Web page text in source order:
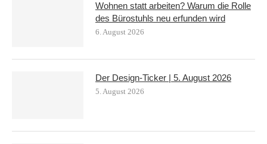
Wohnen statt arbeiten? Warum die Rolle
des Bürostuhls neu erfunden wird
6. August 2026
Der Design-Ticker | 5. August 2026
5. August 2026